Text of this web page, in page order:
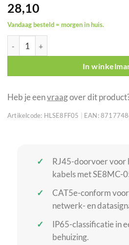
28,10
Vandaag besteld = morgen in huis.
SEETRONIC CAT5e RJ45-
In
Heb je eenvraagover dit
Artikelcode: HLSE8FF05 EAN:
RJ45-doorvoer voor
kabels met SE8MC-
CAT5e-conform
netwerk- en
IP65-classificatie in
behuizing.